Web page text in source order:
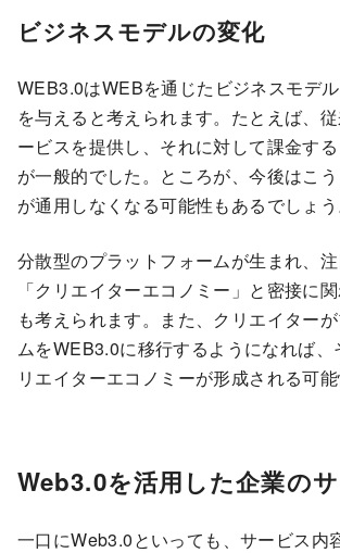
ビジネスモデルの変化
WEB3.0はWEBを通じたビジネスモデ
を与えると考えられます。たとえば、
ービスを提供し、それに対して課金す
が一般的でした。ところが、今後はこ
が通用しなくなる可能性もあるでしょう
分散型のプラットフォームが生まれ、
「クリエイターエコノミー」と密接に
も考えられます。また、クリエイター
ムをWEB3.0に移行するようになれば、
リエイターエコノミーが形成される可能
Web3.0を活用した企業の
一口にWeb3.0といっても、サービス内